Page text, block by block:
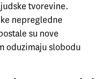
tvorevine.
nepregledne
su nove
oduzimaju slobodu